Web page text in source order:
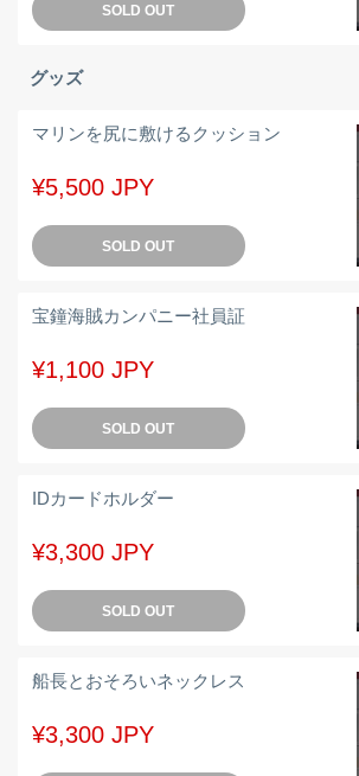
SOLD OUT
グッズ
マリンを尻に敷けるクッション
¥5,500 JPY
SOLD OUT
宝鐘海賊カンパニー社員証
¥1,100 JPY
SOLD OUT
IDカードホルダー
¥3,300 JPY
SOLD OUT
船長とおそろいネックレス
¥3,300 JPY